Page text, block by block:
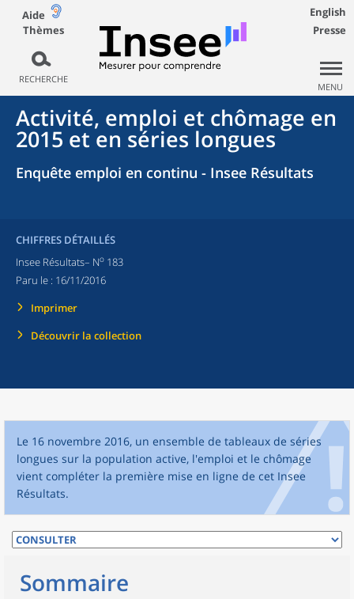
Aide
Thèmes
RECHERCHE
English
Presse
MENU
Activité, emploi et chômage en
2015 et en séries longues
Enquête emploi en continu - Insee Résultats
CHIFFRES DÉTAILLÉS
Insee Résultats– No 183
Paru le : 16/11/2016
Imprimer
Découvrir la collection
Le 16 novembre 2016, un ensemble de tableaux de séries
longues sur la population active, l'emploi et le chômage
vient compléter la première mise en ligne de cet Insee
Résultats.
Sommaire